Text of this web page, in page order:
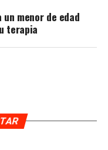
menor de edad
terapia